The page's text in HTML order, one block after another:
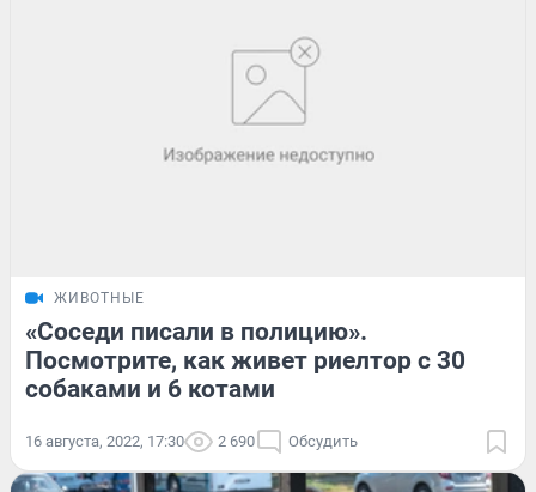
ЖИВОТНЫЕ
«Соседи писали в полицию».
Посмотрите, как живет риелтор с 30
собаками и 6 котами
16 августа, 2022, 17:30 2 690 Обсудить